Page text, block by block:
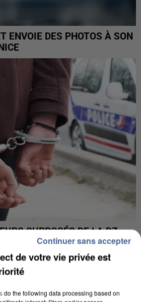
ENVOIE DES PHOTOS À SON
SUPPOSÉS DE LA DZ
EN ALGÉRIE
de votre vie privée est
do the following data processing based on
Continuer sans accepter